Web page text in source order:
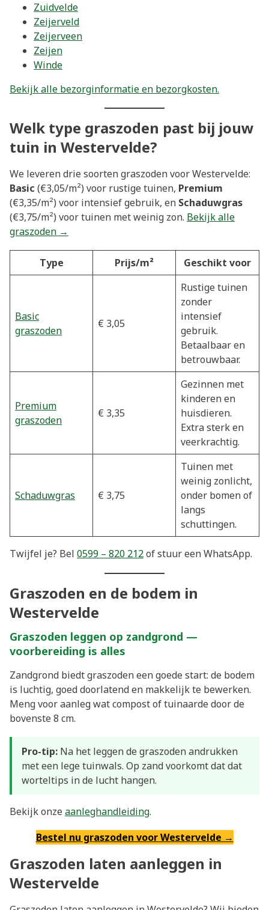
Zuidvelde
Zeijerveld
Zeijerveen
Zeijen
Winde
Bekijk alle bezorginformatie en bezorgkosten.
Welk type graszoden past bij jouw
tuin in Westervelde?
We leveren drie soorten graszoden voor Westervelde:
Basic (€3,05/m²) voor rustige tuinen, Premium
(€3,35/m²) voor intensief gebruik, en Schaduwgras
(€3,75/m²) voor tuinen met weinig zon. Bekijk alle
graszoden →
Type Prijs/m² Geschikt voor
Basic
graszoden
€ 3,05
Rustige tuinen
zonder
intensief
gebruik.
Betaalbaar en
betrouwbaar.
Premium
graszoden
€ 3,35
Gezinnen met
kinderen en
huisdieren.
Extra sterk en
veerkrachtig.
Schaduwgras € 3,75
Tuinen met
weinig zonlicht,
onder bomen of
langs
schuttingen.
Twijfel je? Bel 0599 – 820 212of stuur een WhatsApp.
Graszoden en de bodem in
Westervelde
Graszoden leggen op zandgrond —
voorbereiding is alles
Zandgrond biedt graszoden een goede start: de bodem
is luchtig, goed doorlatend en makkelijk te bewerken.
Meng voor aanleg wat compost of tuinaarde door de
bovenste 8 cm.
Pro-tip: Na het leggen de graszoden andrukken
met een lege tuinwals. Op zand voorkomt dat dat
worteltips in de lucht hangen.
Bekijk onzeaanleghandleiding.
Bestel nu graszoden voor Westervelde →
Graszoden laten aanleggen in
Westervelde